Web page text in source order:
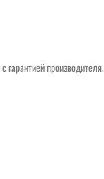
гарантией производителя.